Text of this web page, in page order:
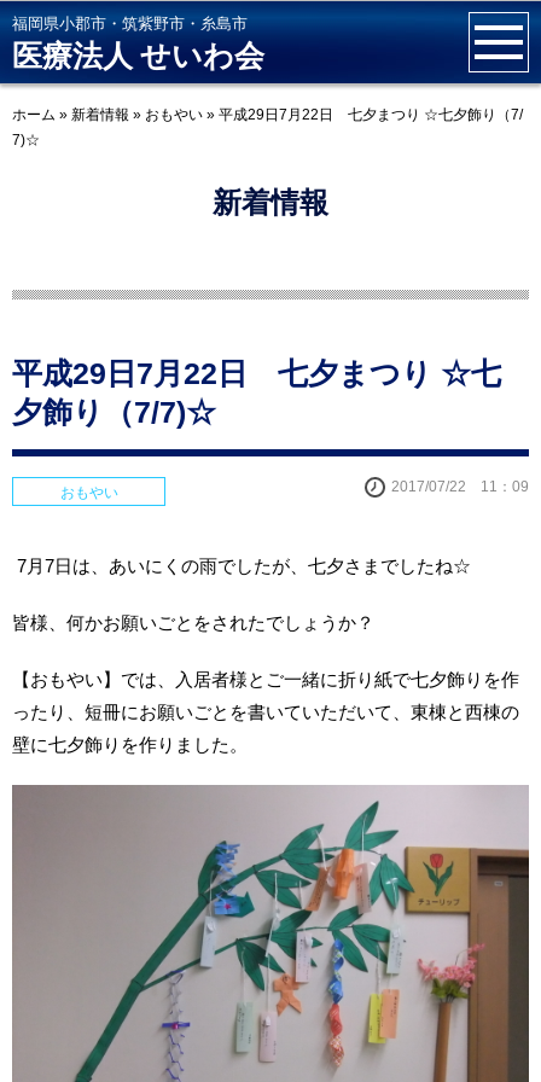
福岡県小郡市・筑紫野市・糸島市
医療法人 せいわ会
ホーム » 新着情報 » おもやい » 平成29日7月22日 七夕まつり ☆七夕飾り（7/
7)☆
新着情報
平成29日7月22日 七夕まつり ☆七
夕飾り（7/7)☆
おもやい 2017/07/22 11：09
7月7日は、あいにくの雨でしたが、七夕さまでしたね☆
皆様、何かお願いごとをされたでしょうか？
【おもやい】では、入居者様とご一緒に折り紙で七夕飾りを作
ったり、短冊にお願いごとを書いていただいて、東棟と西棟の
壁に七夕飾りを作りました。